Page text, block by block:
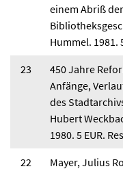
einem Abriß
Hummel. 1981.
23
450 Jahre
Anfänge,
des
Hubert
1980. 5 EUR.
22
Mayer, Julius